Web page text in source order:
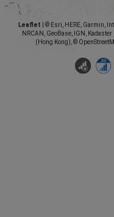
Leaflet
© Esri, HERE, Garmin,
NRCAN, GeoBase, IGN,
(Hong Kong), ©